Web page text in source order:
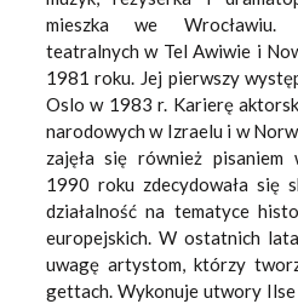
mieszka we Wrocławiu.
teatralnych w Tel Awiwie i
1981 roku. Jej pierwszy
Oslo w 1983 r. Karierę
narodowych w Izraelu i w
zajęła się również pisaniem
1990 roku zdecydowała się
działalność na tematyce
europejskich. W ostatnich
uwagę artystom, którzy
gettach. Wykonuje utwory